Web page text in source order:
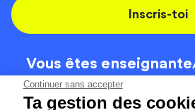
Continuer sans accepter
Ta gestion des
Inscris-toi
Vous êtes
On recrute